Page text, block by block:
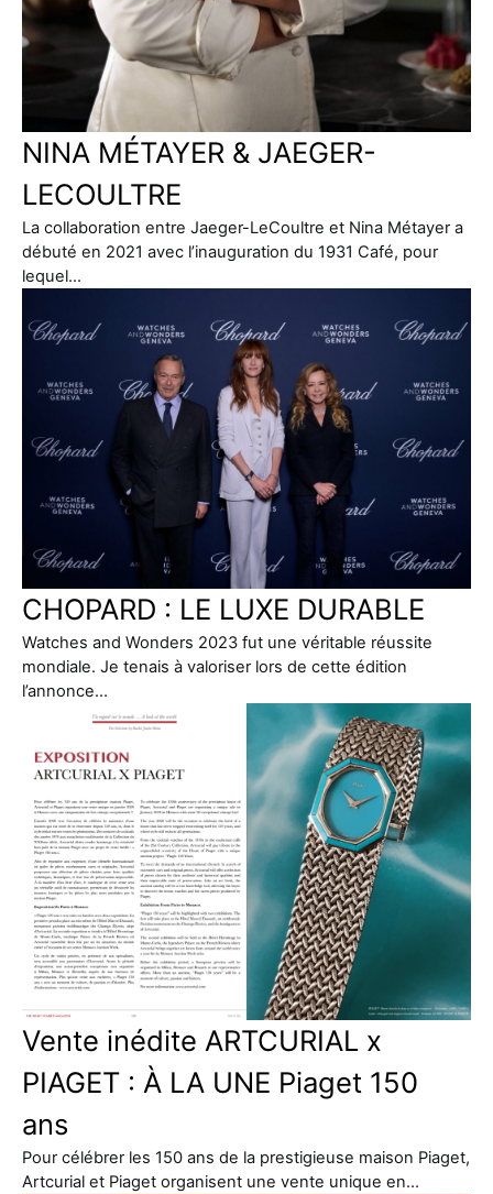
NINA MÉTAYER & JAEGER-
LECOULTRE
La collaboration entre Jaeger-LeCoultre et Nina Métayer a
débuté en 2021 avec l’inauguration du 1931 Café, pour
lequel…
CHOPARD : LE LUXE DURABLE
Watches and Wonders 2023 fut une véritable réussite
mondiale. Je tenais à valoriser lors de cette édition
l’annonce…
Vente inédite ARTCURIAL x
PIAGET : À LA UNE Piaget 150
ans
Pour célébrer les 150 ans de la prestigieuse maison Piaget,
Artcurial et Piaget organisent une vente unique en…